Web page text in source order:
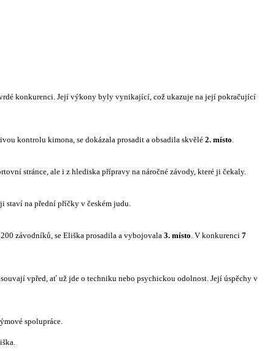
konkurenci. Její výkony byly vynikající, což ukazuje na její pokračující
kontrolu kimona, se dokázala prosadit a obsadila skvělé 2. místo
stránce, ale i z hlediska přípravy na náročné závody, které ji čekaly.
staví na přední příčky v českém judu.
závodníků, se Eliška prosadila a vybojovala 3. místo . V konkurenci 7
vpřed, ať už jde o techniku nebo psychickou odolnost. Její úspěchy v
spolupráce.